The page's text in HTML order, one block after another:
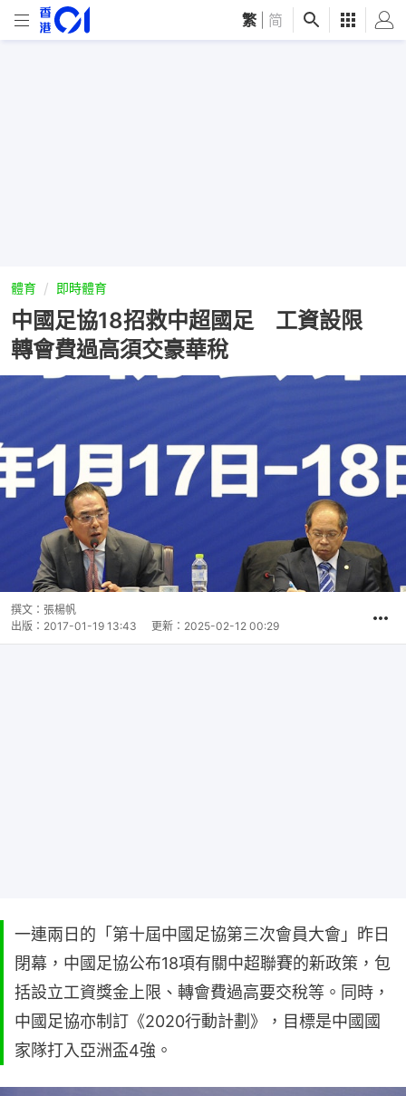
繁 简
體育 即時體育
中國足協18招救中超國足 工資設限
轉會費過高須交豪華稅
撰文： 張楊帆
出版： 2017-01-19 13:43 更新： 2025-02-12 00:29
一連兩日的「第十屆中國足協第三次會員大會」昨日
閉幕，中國足協公布18項有關中超聯賽的新政策，包
括設立工資獎金上限、轉會費過高要交稅等。同時，
中國足協亦制訂《2020行動計劃》，目標是中國國
家隊打入亞洲盃4強。